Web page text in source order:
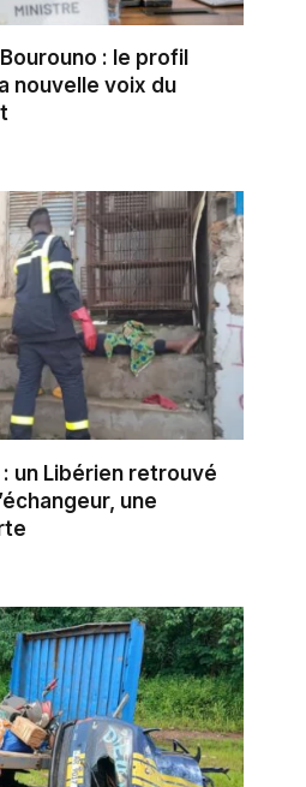
: le profil
nouvelle voix du
un Libérien retrouvé
une